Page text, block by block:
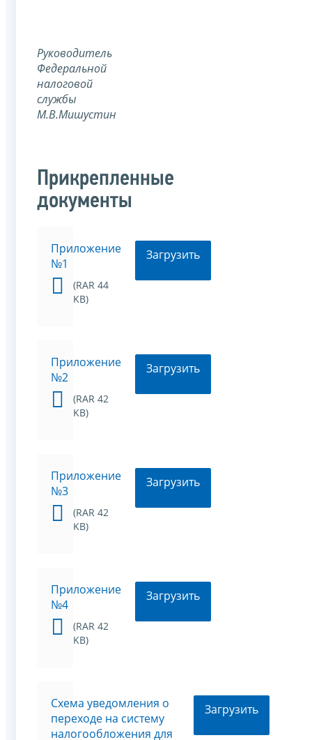
Руководитель
Федеральной
налоговой
службы
М.В.Мишустин
Прикрепленные
документы
Приложение
№1
(RAR 44
KB)
Загрузить
Приложение
№2
(RAR 42
KB)
Загрузить
Приложение
№3
(RAR 42
KB)
Загрузить
Приложение
№4
(RAR 42
KB)
Загрузить
Схема уведомления о
переходе на систему
налогообложения для
Загрузить